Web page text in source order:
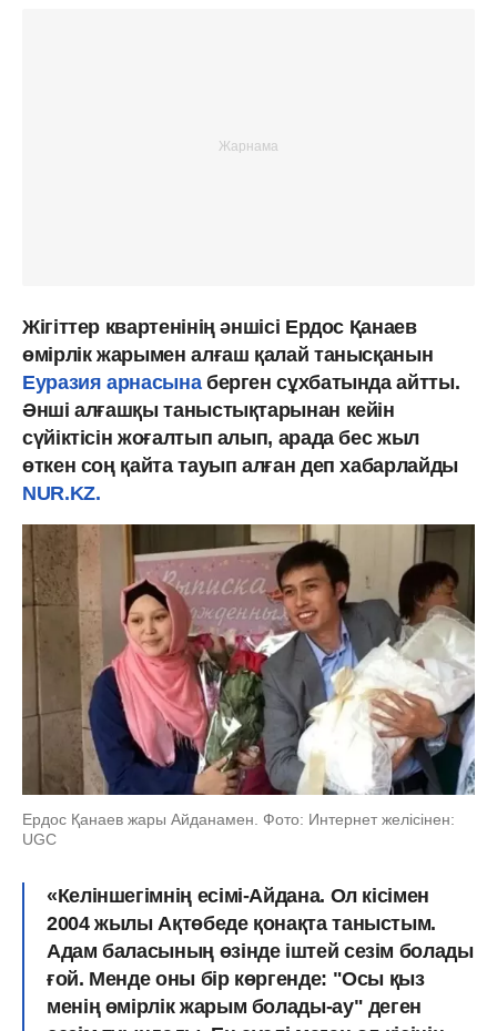
Жігіттер квартенінің әншісі Ердос Қанаев
өмірлік жарымен алғаш қалай танысқанын
Еуразия арнасынаберген сұхбатында айтты.
Әнші алғашқы таныстықтарынан кейін
сүйіктісін жоғалтып алып, арада бес жыл
өткен соң қайта тауып алған деп хабарлайды
NUR.KZ.
Ердос Қанаев жары Айданамен. Фото: Интернет желісінен:
UGC
«Келіншегімнің есімі-Айдана. Ол кісімен
2004 жылы Ақтөбеде қонақта таныстым.
Адам баласының өзінде іштей сезім болады
ғой. Менде оны бір көргенде: "Осы қыз
менің өмірлік жарым болады-ау" деген